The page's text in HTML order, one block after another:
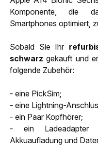
Komponente, die
Smartphones optimiert,
Sobald Sie Ihr
schwarz gekauft und
folgende Zubehör:
- eine PickSim;
- eine Lightning-
- ein Paar Kopfhörer;
- ein Ladeadapter
Akkuaufladung und